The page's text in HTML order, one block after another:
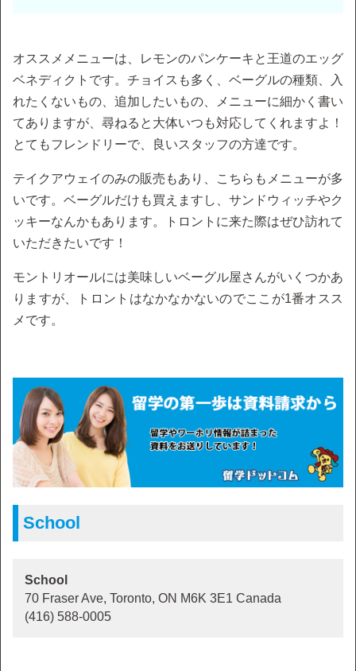
オススメメニューは、レモンのパンケーキと王道のエッグ
ベネディクトです。チョイスも多く、ベーグルの種類、入
れたくないもの、追加したいもの、メニューに細かく書い
てありますが、尋ねると大体いつも対応してくれますよ！
とてもフレンドリーで、良いスタッフの方達です。
テイクアウェイのみの販売もあり、こちらもメニューが多
いです。ベーグルだけも買えますし、サンドウィッチやク
ッキーなんかもあります。トロントに来た際はぜひ訪れて
いただきたいです！
モントリオールには美味しいベーグル屋さんがいくつかあ
りますが、トロントはなかなかないのでここが1番オスス
メです。
School
School
70 Fraser Ave, Toronto, ON M6K 3E1 Canada
(416) 588-0005